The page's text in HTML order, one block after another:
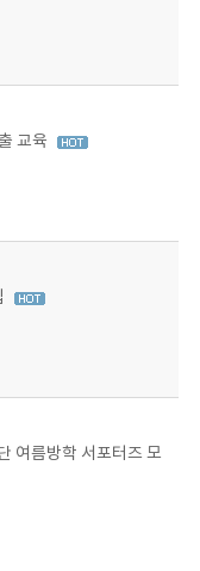
교육
여름방학 서포터즈 모